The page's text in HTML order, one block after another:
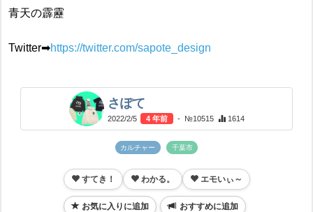
青天の霹靂
Twitter➡https://twitter.com/sapote_design
さぽて
2022/2/5 4 年前 - №10515 1614
カルチャー 千葉市
すてき！ わかる。 エモいぃ～
お気に入りに追加 おすすめに追加